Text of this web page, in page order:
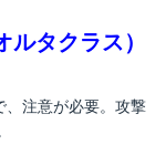
タクラス）
、注意が必要。攻撃